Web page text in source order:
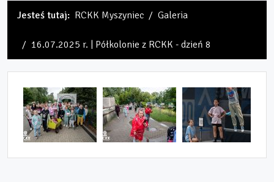
Jesteś tutaj: RCKK Myszyniec Galeria
16.07.2025 r. | Półkolonie z RCKK - dzień 8